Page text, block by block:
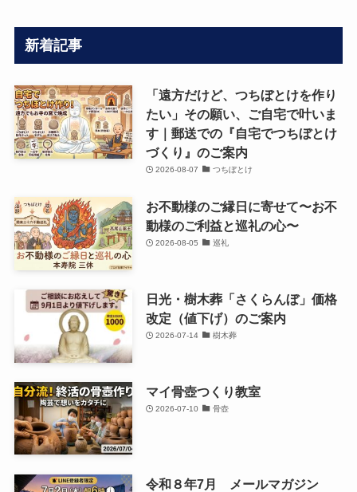
新着記事
「遠方だけど、つちぼとけを作り
たい」その願い、ご自宅で叶いま
す｜郵送での『自宅でつちぼとけ
づくり』のご案内
2026-08-07 つちぼとけ
お不動様のご縁日に寄せて〜お不
動様のご利益と巡礼の心〜
2026-08-05 巡礼
日光・樹木葬「さくらんぼ」価格
改定（値下げ）のご案内
2026-07-14 樹木葬
マイ骨壺つくり教室
2026-07-10 骨壺
令和８年7月 メールマガジン